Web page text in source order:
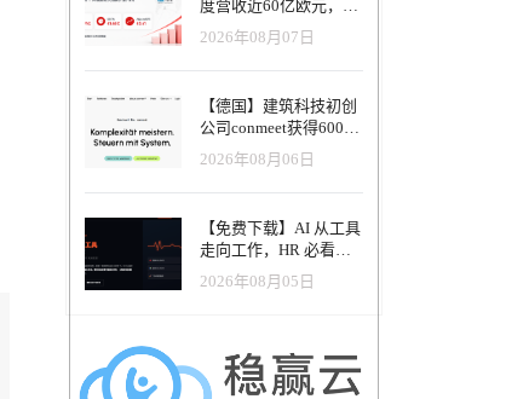
度营收近60亿欧元，其
中AI代理已覆盖50%收
入，招聘服务进入运营
重构阶段
2026年08月07日
【德国】建筑科技初创
公司conmeet获得600万
欧元种子轮融资，用于
打造面向贸易和建筑行
业的AI操作系统
2026年08月06日
【免费下载】AI 从工具
走向工作，HR 必看五
大变革｜2026 年 8 月
HRTech 行业观察报告
2026年08月05日